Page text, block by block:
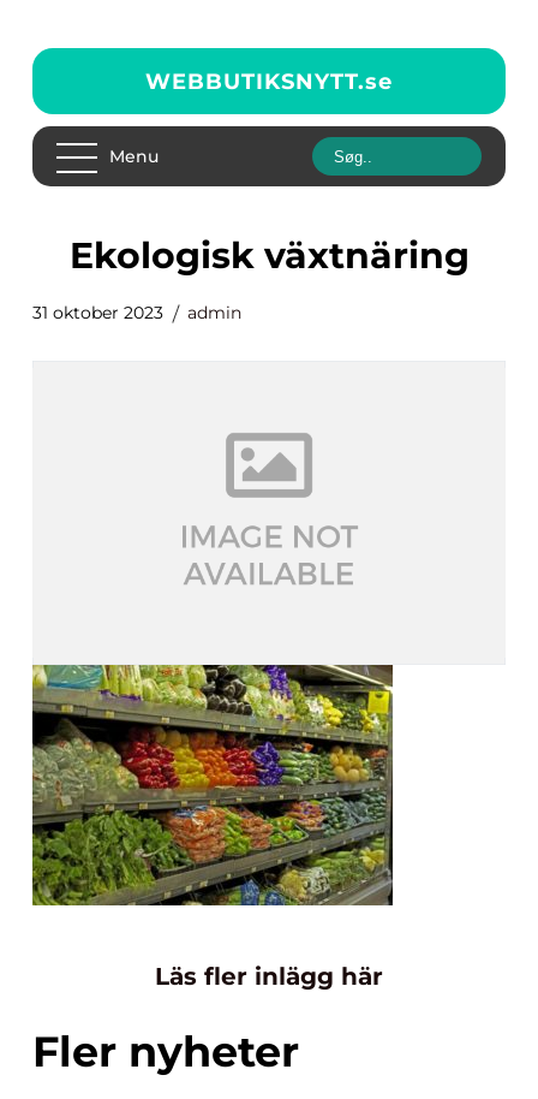
WEBBUTIKSNYTT.se
Menu
ekologisk växtnäring
31 oktober 2023 admin
Läs fler inlägg här
Fler nyheter